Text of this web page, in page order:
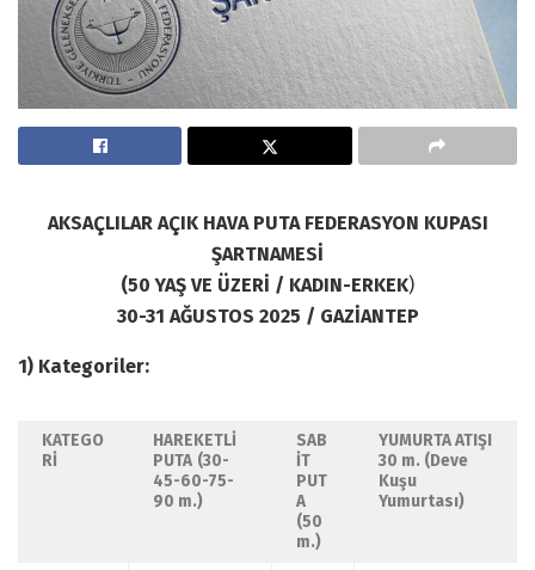
AKSAÇLILAR AÇIK HAVA PUTA FEDERASYON KUPASI
ŞARTNAMESİ
(50 YAŞ VE ÜZERİ / KADIN-ERKEK)
30-31 AĞUSTOS 2025 / GAZİANTEP
1) Kategoriler:
KATEGO
Rİ
HAREKETLİ
PUTA (30-
45-60-75-
90 m.)
SAB
İT
PUT
A
(50
m.)
YUMURTA ATIŞI
30 m. (Deve
Kuşu
Yumurtası)